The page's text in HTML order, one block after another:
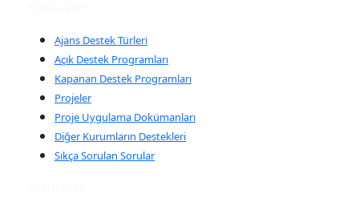
Ajans Destek Türleri
Açık Destek Programları
Kapanan Destek Programları
Projeler
Proje Uygulama Dokümanları
Diğer Kurumların Destekleri
Sıkça Sorulan Sorular